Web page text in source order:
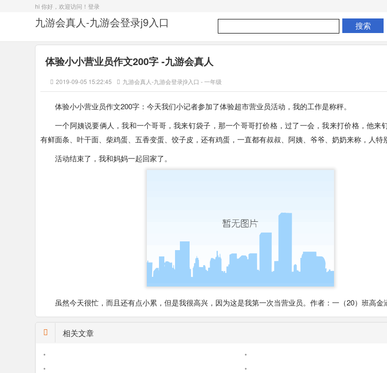
hi 你好，欢迎访问！ 登录
九游会真人-九游会登录j9入口
体验小小营业员作文200字 -九游会真人
2019-09-05 15:22:45 九游会真人-九游会登录j9入口 -一年级
体验小小营业员作文200字：今天我们小记者参加了体验超市营业员活动，我的工作是称秤。
一个阿姨说要俩人，我和一个哥哥，我来钉袋子，那一个哥哥打价格，过了一会，我来打价格，他来
有鲜面条、叶干面、柴鸡蛋、五香变蛋、饺子皮，还有鸡蛋，一直都有叔叔、阿姨、爷爷、奶奶来称，人特
活动结束了，我和妈妈一起回家了。
虽然今天很忙，而且还有点小累，但是我很高兴，因为这是我第一次当营业员。作者：一（20）班高金
相关文章
•
•
•
•